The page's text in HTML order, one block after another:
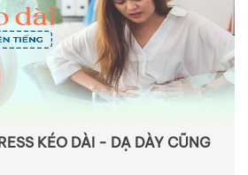
KÉO DÀI - DẠ DÀY CŨNG